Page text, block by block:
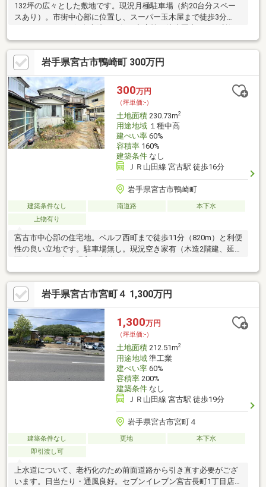
132坪の広々とした敷地です。現況月極駐車場（約20台分スペー
スあり）。市街中心部に位置し、スーパー玉木屋まで徒歩3分
性の良い立地です。
岩手県宮古市鴨崎町 300万円
300万円
（坪単価:-）
土地面積230.73m2
用途地域１種中高
建ぺい率60%
容積率160%
建築条件なし
ＪＲ山田線 宮古駅 徒歩16分
岩手県宮古市鴨崎町
建築条件なし 南道路
本下水
上物有り
宮古市中心部の住宅地。ベルフ西町まで徒歩11分（820m）と利便
性の良い立地です。駐車場無し。現況空き家有（木造2階建、延床
岩手県宮古市宮町４ 1,300万円
1,300万円
（坪単価:-）
土地面積212.51m2
用途地域準工業
建ぺい率60%
容積率200%
建築条件なし
ＪＲ山田線 宮古駅 徒歩19分
岩手県宮古市宮町４
建築条件なし 更地
本下水
即引渡し可
上水道について、老朽化のため前面道路から引き直す必要がござ
います。日当たり・通風良好。セブンイレブン宮古長町1丁目店ま